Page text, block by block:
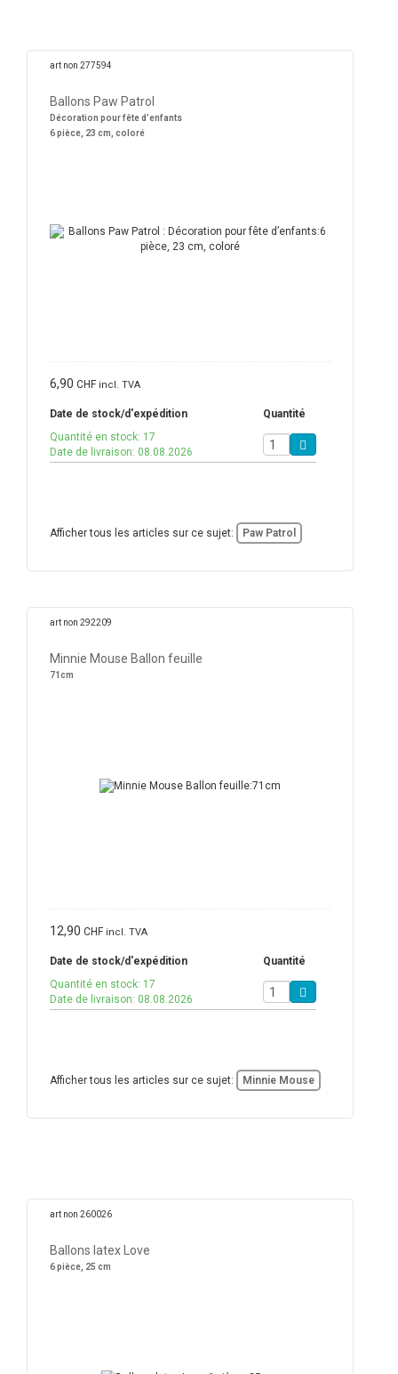
art non 277594
Ballons Paw Patrol
Décoration pour fête d’enfants
6 pièce, 23 cm, coloré
6,90 CHF incl. TVA
Date de stock/d'expédition
Quantité
Quantité en stock: 17
Date de livraison: 08.08.2026
Afficher tous les articles sur ce sujet: Paw Patrol
art non 292209
Minnie Mouse Ballon feuille
71cm
12,90 CHF incl. TVA
Date de stock/d'expédition
Quantité
Quantité en stock: 17
Date de livraison: 08.08.2026
Afficher tous les articles sur ce sujet: Minnie Mouse
art non 260026
Ballons latex Love
6 pièce, 25 cm